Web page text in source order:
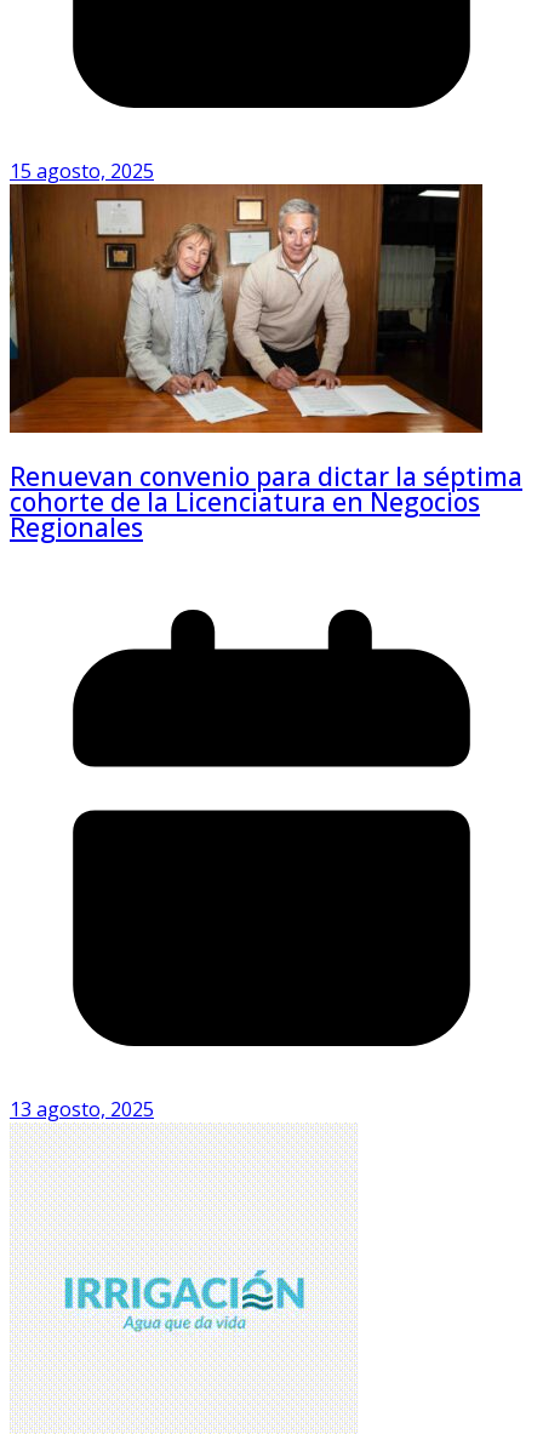
15 agosto, 2025
Renuevan convenio para dictar la séptima
cohorte de la Licenciatura en Negocios
Regionales
13 agosto, 2025